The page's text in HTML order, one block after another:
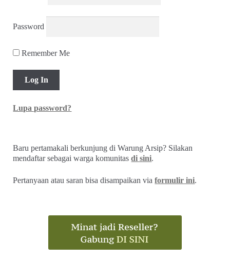
Password
Remember Me
Lupa password?
Baru pertamakali berkunjung di Warung Arsip? Silakan
mendaftar sebagai warga komunitasdi sini.
Pertanyaan atau saran bisa disampaikan viaformulir ini.